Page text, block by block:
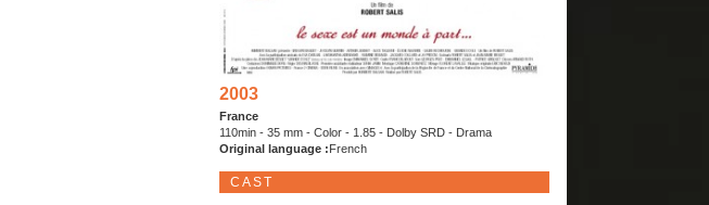
2003
France
110min - 35 mm - Color - 1.85 - Dolby SRD - Drama
Original language : French
CAST